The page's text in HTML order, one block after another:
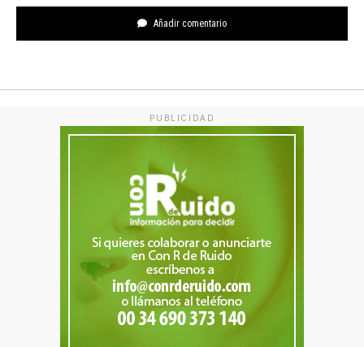
Añadir comentario
PUBLICIDAD